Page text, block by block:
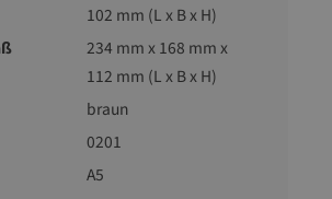
102 mm (L x B x H)
234 mm x 168 mm x
112 mm (L x B x H)
braun
0201
A5